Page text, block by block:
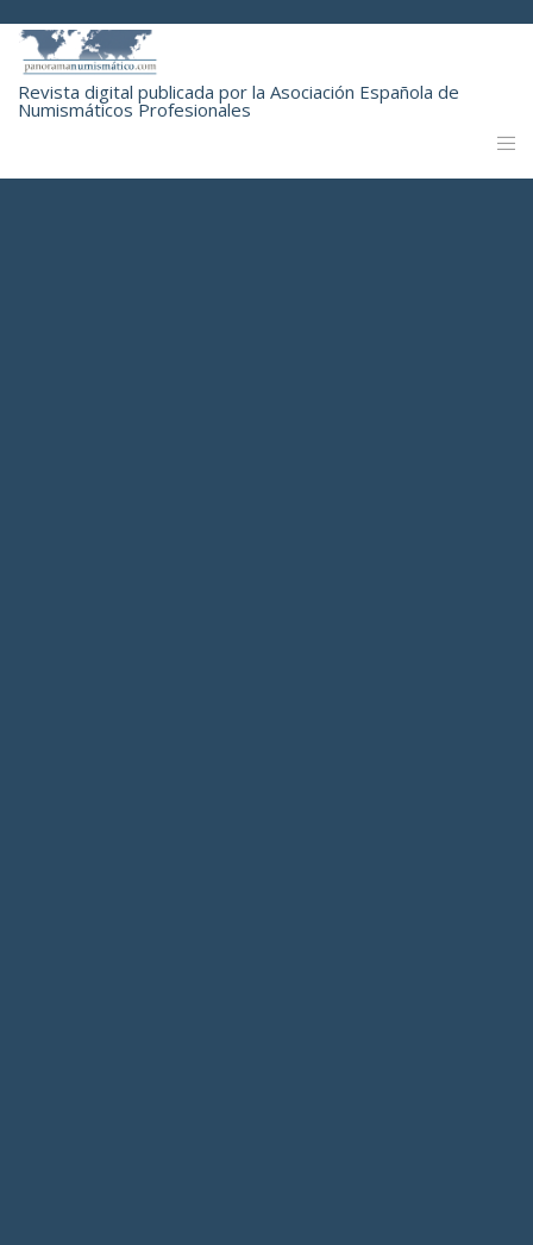
Revista digital publicada por la Asociación Española de
Numismáticos Profesionales